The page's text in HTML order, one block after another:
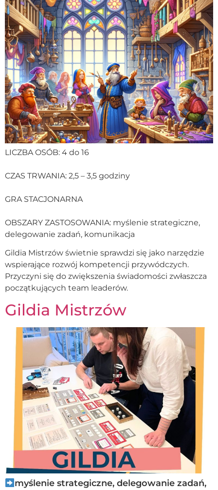
LICZBA OSÓB: 4 do 16
CZAS TRWANIA: 2,5 – 3,5 godziny
GRA STACJONARNA
OBSZARY ZASTOSOWANIA: myślenie strategiczne,
delegowanie zadań, komunikacja
Gildia Mistrzów świetnie sprawdzi się jako narzędzie
wspierające rozwój kompetencji przywódczych.
Przyczyni się do zwiększenia świadomości zwłaszcza
początkujących team leaderów.
Gildia Mistrzów
myślenie strategiczne, delegowanie zadań,